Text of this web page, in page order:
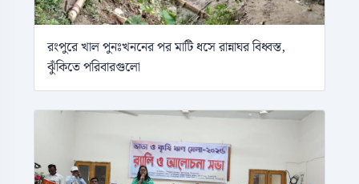
রংপুরে খাল পুনঃখননের পর মাটি ধসে রান্নাঘর বিধ্বস্ত,
ঝুঁকিতে পরিবারগুলো